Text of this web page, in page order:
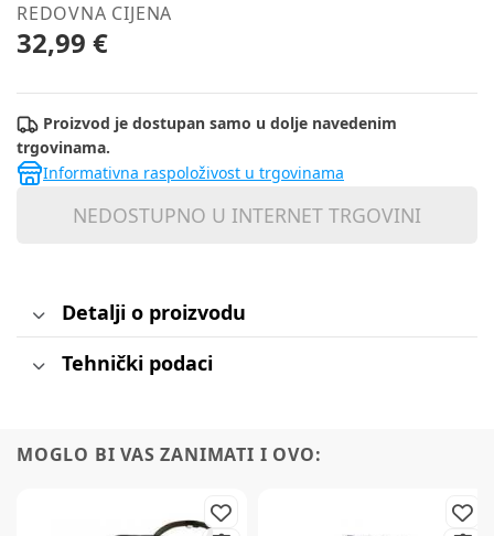
REDOVNA CIJENA
32,99 €
Proizvod je dostupan samo u dolje navedenim
trgovinama.
Informativna raspoloživost u trgovinama
NEDOSTUPNO U INTERNET TRGOVINI
Detalji o proizvodu
Tehnički podaci
MOGLO BI VAS ZANIMATI I OVO: